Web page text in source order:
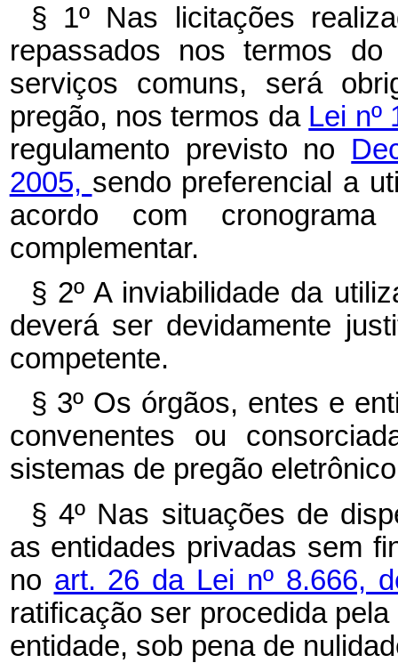
§ 1º Nas licitações
repassados nos termos
serviços comuns, será
pregão, nos termos da Lei nº
regulamento previsto no
2005, sendo preferencial a
acordo com
complementar.
§ 2º A inviabilidade da
deverá ser devidamente
competente.
§ 3º Os órgãos, entes e
convenentes ou
sistemas de pregão
§ 4º Nas situações de
as entidades privadas sem
no art. 26 da Lei nº 8.666,
ratificação ser procedida
entidade, sob pena de